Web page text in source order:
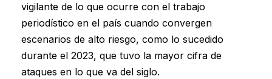
vigilante de lo que ocurre con el trabajo
periodístico en el país cuando convergen
escenarios de alto riesgo, como lo sucedido
durante el 2023, que tuvo la mayor cifra de
ataques en lo que va del siglo.